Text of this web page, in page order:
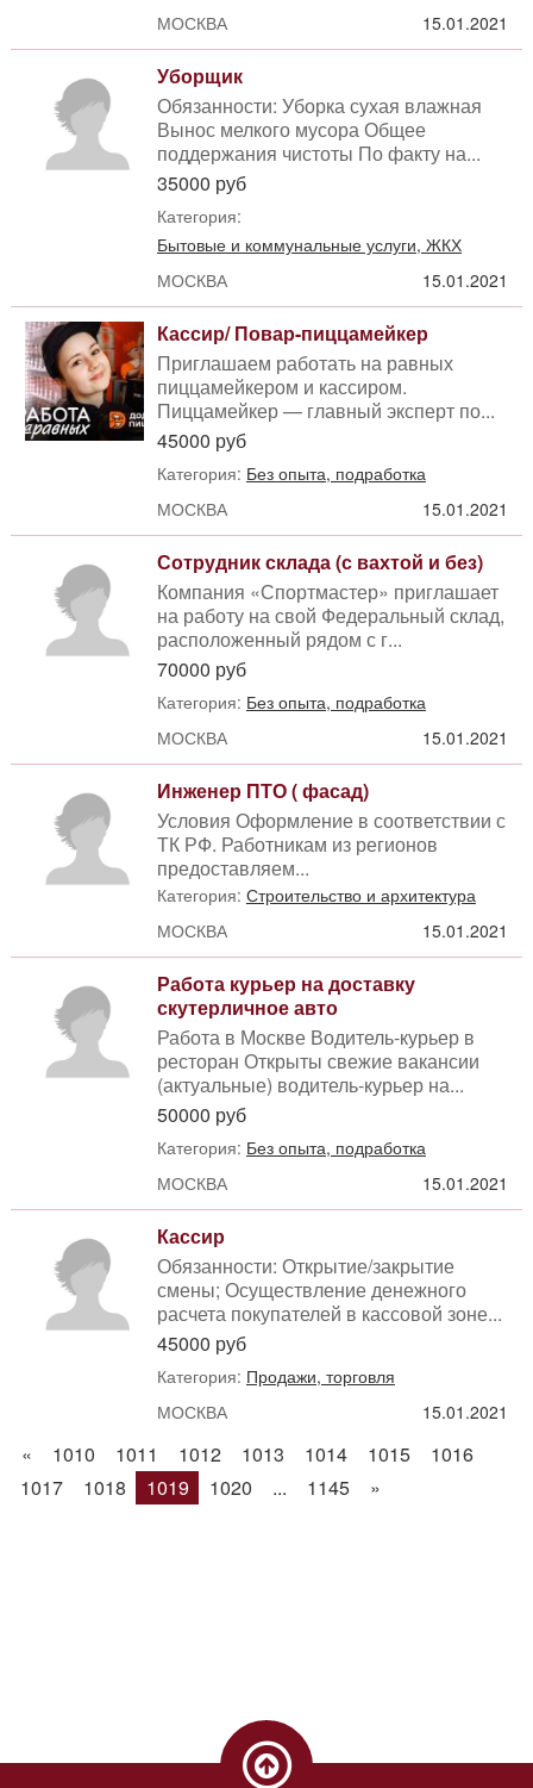
МОСКВА
15.01.2021
Уборщик
Обязанности: Уборка сухая влажная
Вынос мелкого мусора Общее
поддержания чистоты По факту на...
35000 руб
Категория:
Бытовые и коммунальные услуги, ЖКХ
МОСКВА
15.01.2021
Кассир/ Повар-пиццамейкер
Приглашаем работать на равных
пиццамейкером и кассиром.
Пиццамейкер — главный эксперт по...
45000 руб
Категория: Без опыта, подработка
МОСКВА
15.01.2021
Сотрудник склада (с вахтой и без)
Компания «Спортмастер» приглашает
на работу на свой Федеральный склад,
расположенный рядом с г...
70000 руб
Категория: Без опыта, подработка
МОСКВА
15.01.2021
Инженер ПТО ( фасад)
Условия Оформление в соответствии с
ТК РФ. Работникам из регионов
предоставляем...
Категория: Строительство и архитектура
МОСКВА
15.01.2021
Работа курьер на доставку
скутерличное авто
Работа в Москве Водитель-курьер в
ресторан Открыты свежие вакансии
(актуальные) водитель-курьер на...
50000 руб
Категория: Без опыта, подработка
МОСКВА
15.01.2021
Кассир
Обязанности: Открытие/закрытие
смены; Осуществление денежного
расчета покупателей в кассовой зоне...
45000 руб
Категория: Продажи, торговля
МОСКВА
15.01.2021
« 1010 1011 1012 1013 1014 1015
1016
1017
1018 1019 1020 ... 1145 »